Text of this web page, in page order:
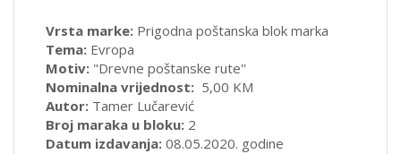
Vrsta marke: Prigodna poštanska blok marka
Tema: Evropa
Motiv: "Drevne poštanske rute''
Nominalna vrijednost: 5,00 KM
Autor: Tamer Lučarević
Broj maraka u bloku: 2
Datum izdavanja: 08.05.2020. godine